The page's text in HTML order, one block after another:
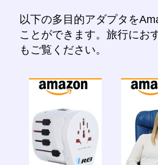
以下の多目的アダプタを
ことができます。旅行にお
もご覧ください。